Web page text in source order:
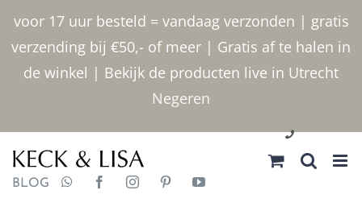
voor 17 uur besteld = vandaag verzonden | gratis
verzending bij €50,- of meer | Gratis af te halen in
de winkel | Bekijk de producten live in Utrecht
Negeren
inhoud
030 2400000
BLOG